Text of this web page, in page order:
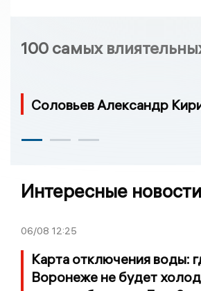
100 самых
Соловьев Александр
Интересные новости
06/08 12:25
Карта отключения воды:
Воронеже не будет